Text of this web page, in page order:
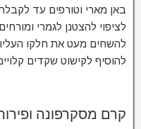
באן מארי וטורפים עד
לציפוי להצטנן לגמרי
להשחים מעט את חלקו
להוסיף לקישוט שקדים
קרם מסקרפונה